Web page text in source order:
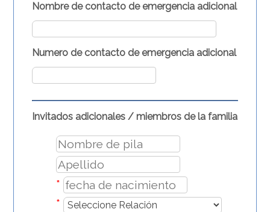
Nombre de contacto de emergencia adicional
Numero de contacto de emergencia adicional
Invitados adicionales / miembros de la familia
*
*